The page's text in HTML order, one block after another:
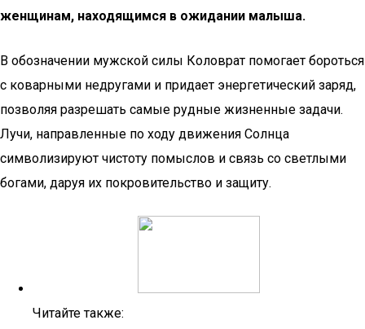
женщинам, находящимся в ожидании малыша.
В обозначении мужской силы Коловрат помогает бороться
с коварными недругами и придает энергетический заряд,
позволяя разрешать самые рудные жизненные задачи.
Лучи, направленные по ходу движения Солнца
символизируют чистоту помыслов и связь со светлыми
богами, даруя их покровительство и защиту.
Читайте также: